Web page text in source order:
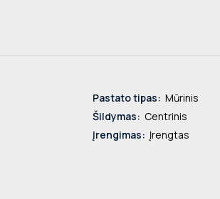
Pastato tipas: Mūrinis
Šildymas: Centrinis
Įrengimas: Įrengtas